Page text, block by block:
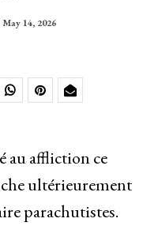
May 14, 2026
au affliction ce
ultérieurement
parachutistes.